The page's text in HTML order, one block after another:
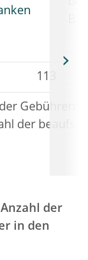
113
der
der
in den